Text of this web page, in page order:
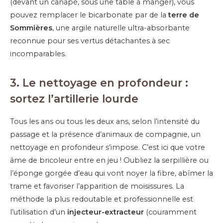
(devant un canapé, sous une table à manger), vous
pouvez remplacer le bicarbonate par de laterre de
Sommières, une argile naturelle ultra-absorbante
reconnue pour ses vertus détachantes à sec
incomparables.
3. Le nettoyage en profondeur :
sortez l’artillerie lourde
Tous les ans ou tous les deux ans, selon l’intensité du
passage et la présence d’animaux de compagnie, un
nettoyage en profondeur s’impose. C’est ici que votre
âme de bricoleur entre en jeu ! Oubliez la serpillière ou
l’éponge gorgée d’eau qui vont noyer la fibre, abîmer la
trame et favoriser l’apparition de moisissures. La
méthode la plus redoutable et professionnelle est
l’utilisation d’un injecteur-extracteur (couramment